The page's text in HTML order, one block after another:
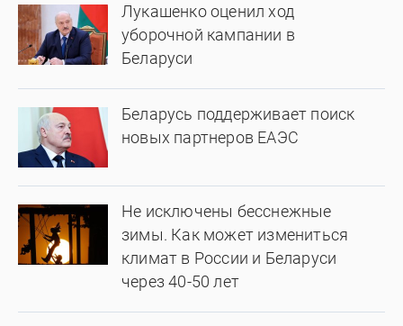
Лукашенко оценил ход
уборочной кампании в
Беларуси
Беларусь поддерживает поиск
новых партнеров ЕАЭС
Не исключены бесснежные
зимы. Как может измениться
климат в России и Беларуси
через 40-50 лет